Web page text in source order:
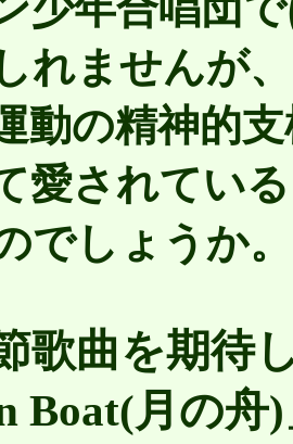
れませんが
動の精神的
愛されてい
でしょうか。
歌曲を期待
Boat(月の舟